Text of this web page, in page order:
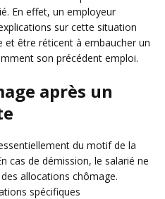
En effet, un employeur
sur cette situation
et être réticent à embaucher un
son précédent emploi.
après un
du motif de la
cas de démission, le salarié ne
allocations chômage.
spécifiques